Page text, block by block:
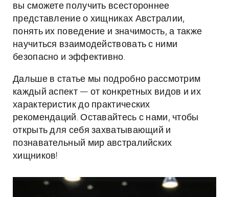
вы сможете получить всестороннее
представление о хищниках Австралии,
понять их поведение и значимость, а также
научиться взаимодействовать с ними
безопасно и эффективно.
Дальше в статье мы подробно рассмотрим
каждый аспект — от конкретных видов и их
характеристик до практических
рекомендаций. Оставайтесь с нами, чтобы
открыть для себя захватывающий и
познавательный мир австралийских
хищников!